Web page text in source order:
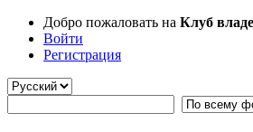
Добро пожаловать на Клуб
Войти
Регистрация